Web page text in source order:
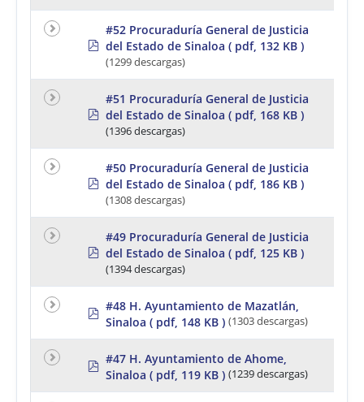
p
#52 Procuraduría General de Justicia
del Estado de Sinaloa ( pdf, 132 KB )
(1299 descargas)
p
#51 Procuraduría General de Justicia
del Estado de Sinaloa ( pdf, 168 KB )
(1396 descargas)
p
#50 Procuraduría General de Justicia
del Estado de Sinaloa ( pdf, 186 KB )
(1308 descargas)
p
#49 Procuraduría General de Justicia
del Estado de Sinaloa ( pdf, 125 KB )
(1394 descargas)
p
f
#48 H. Ayuntamiento de Mazatlán,
Sinaloa ( pdf, 148 KB ) (1303 descargas)
p
f
#47 H. Ayuntamiento de Ahome,
Sinaloa ( pdf, 119 KB ) (1239 descargas)